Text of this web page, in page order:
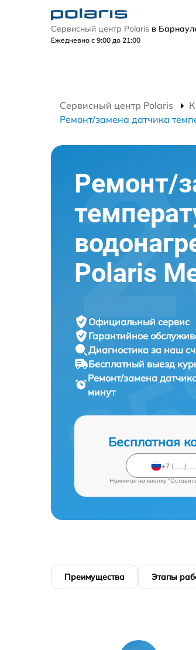
Сервисный центр Polaris в
Ежедневно с 9:00 до 21:00
Сервисный центр Polaris
Ремонт/замена датчика
Ремонт/
Polaris
Официальный сервис
Гарантийное
Диагностика за наш
Бесплатный выезд
Ремонт/замена
минут
Бесплатная
Нажимая на кнопку
Преимущества Этапы